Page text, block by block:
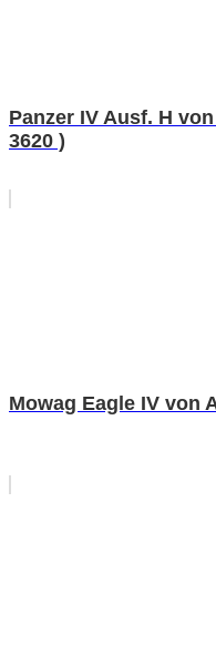
Panzer IV Ausf. H
3620 )
Mowag Eagle IV von